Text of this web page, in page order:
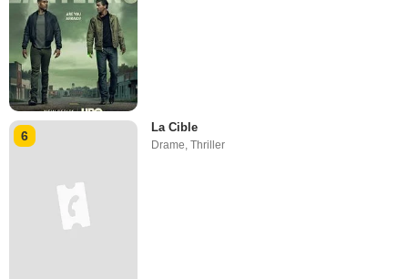
6
La Cible
Drame ,Thriller